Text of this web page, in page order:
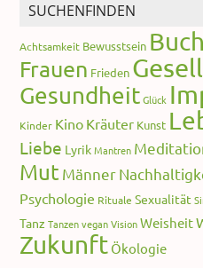
SUCHENFINDEN
Achtsamkeit Bewusstsein Buch
Frauen Frieden
Gesundheit Glück
Kinder Kino Kräuter Kunst
Liebe Lyrik Mantren
Mut Männer
Psychologie Rituale Sexualität
Tanz Tanzen vegan Vision Weisheit
Zukunft Ökologie